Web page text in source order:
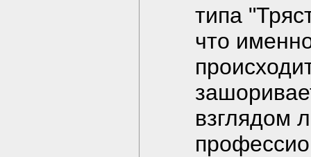
типа
что
взглядом